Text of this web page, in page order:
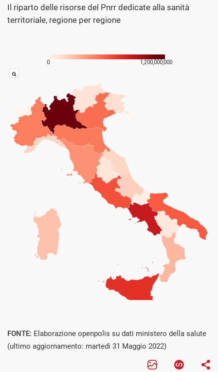
Il riparto delle risorse del Pnrr dedicate alla sanità
territoriale, regione per regione
FONTE: Elaborazione openpolis su dati ministero della salute
(ultimo aggiornamento: martedì 31 Maggio 2022)